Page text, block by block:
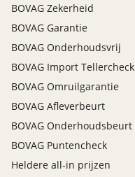
BOVAG Zekerheid
BOVAG Garantie
BOVAG Onderhoudsvrij
BOVAG Import Tellercheck
BOVAG Omruilgarantie
BOVAG Afleverbeurt
BOVAG Onderhoudsbeurt
BOVAG Puntencheck
Heldere all-in prijzen